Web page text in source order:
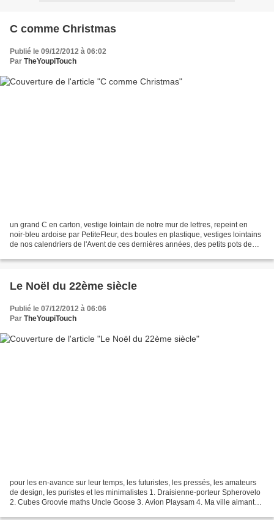
C comme Christmas
Publié le 09/12/2012 à 06:02
Par TheYoupiTouch
un grand C en carton, vestige lointain de notre mur de lettres, repeint en
noir-bleu ardoise par PetiteFleur, des boules en plastique, vestiges lointains
de nos calendriers de l'Avent de ces dernières années, des petits pots de
Le Noël du 22ème siècle
Publié le 07/12/2012 à 06:06
Par TheYoupiTouch
pour les en-avance sur leur temps, les futuristes, les pressés, les amateurs
de design, les puristes et les minimalistes 1. Draisienne-porteur Spherovelo
2. Cubes Groovie maths Uncle Goose 3. Avion Playsam 4. Ma ville aimantée